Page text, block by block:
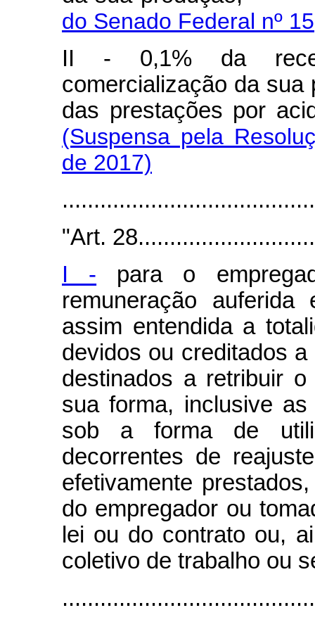
do Senado Federal nº
II - 0,1% da
comercialização da sua
das prestações
(Suspensa pela
de 2017)
"Art.
I - para o
remuneração
assim entendida a
devidos ou creditados
destinados a retribuir
sua forma, inclusive
sob a forma de
decorrentes de
efetivamente
do empregador ou
lei ou do contrato ou,
coletivo de trabalho ou